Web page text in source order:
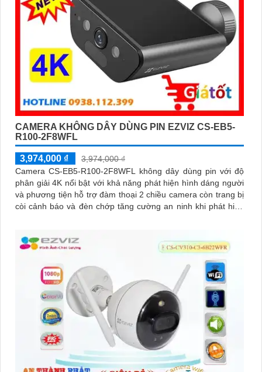
CAMERA KHÔNG DÂY DÙNG PIN EZVIZ CS-EB5-
R100-2F8WFL
3,974,000 ₫
3,974,000 ₫
Camera CS-EB5-R100-2F8WFL không dây dùng pin với độ
phân giải 4K nổi bật với khả năng phát hiện hình dáng người
và phương tiện hỗ trợ đàm thoại 2 chiều camera còn trang bị
còi cảnh báo và đèn chớp tăng cường an ninh khi phát hiện
bền bỉ trong mọi điều kiện thời tiết.